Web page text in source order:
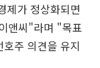
제가 정상화되면
앤씨"라며 "목표
주 의견을 유지